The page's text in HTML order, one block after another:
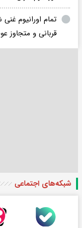
تمام اورانیوم
قربانی و
شبکه‌های اجتماعی